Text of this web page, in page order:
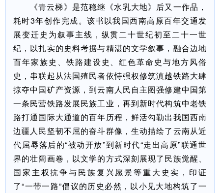
《青云梯》是范稳继《水乳大地》后又一作品，
耗时3年创作完成。该书以我国西南高原百年交通发
展变迁史为叙事主线，纵贯二十世纪初至二十一世
纪，以扎实的史料考据与精湛的文学叙事，融合边地
百年家族史、铁路建设史、红色革命史与地方风俗
史，串联起从法国殖民者依恃强权修筑滇越铁路大肆
掠夺中国矿产资源，到云南人民自主图强修建中国第
一条民营铁路发展民族工业，再到新时代构筑中老铁
路打通国际大通道的百年历程，鲜活勾勒出我国西南
边疆人民坚韧不屈的奋斗群像，生动描绘了云南从近
代屈辱落后的“被动开放”到新时代“走出高原”联通世
界的壮阔画卷，以文学的方式深刻展现了民族觉醒、
国家主权抗争与民族复兴愿景等重大史实，印证
了“一带一路”倡议的历史必然，以小见大地构筑了一